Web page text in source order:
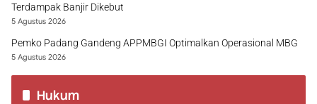
Terdampak Banjir Dikebut
5 Agustus 2026
Pemko Padang Gandeng APPMBGI Optimalkan Operasional MBG
5 Agustus 2026
Hukum